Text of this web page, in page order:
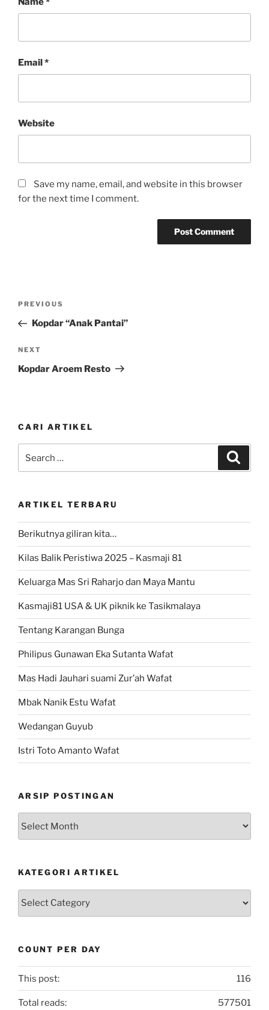
Email*
Website
Save my name, email, and website in this browser
for the next time I comment.
Previous
Post
PREVIOUS
Kopdar “Anak Pantai”
Next
Post
NEXT
Kopdar Aroem Resto
CARI ARTIKEL
for:
ARTIKEL TERBARU
Berikutnya giliran kita…
Kilas Balik Peristiwa 2025 – Kasmaji 81
Keluarga Mas Sri Raharjo dan Maya Mantu
Kasmaji81 USA & UK piknik ke Tasikmalaya
Tentang Karangan Bunga
Philipus Gunawan Eka Sutanta Wafat
Mas Hadi Jauhari suami Zur’ah Wafat
Mbak Nanik Estu Wafat
Wedangan Guyub
Istri Toto Amanto Wafat
ARSIP POSTINGAN
KATEGORI ARTIKEL
COUNT PER DAY
116
This post:
577501
Total reads: